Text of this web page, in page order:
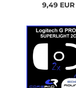
9,49 EUR